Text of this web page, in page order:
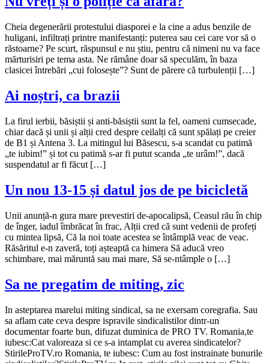
Cheia degenerării protestului diasporei e la cine a adus benzile de
huligani, infiltrați printre manifestanți: puterea sau cei care vor să o
răstoarne? Pe scurt, răspunsul e nu știu, pentru că nimeni nu va face
mărturisiri pe tema asta. Ne rămâne doar să speculăm, în baza
clasicei întrebări „cui folosește”? Sunt de părere că turbulenții […]
Ai noștri, ca brazii
La firul ierbii, băsiștii și anti-băsiștii sunt la fel, oameni cumsecade,
chiar dacă și unii și alții cred despre ceilalți că sunt spălați pe creier
de B1 și Antena 3. La mitingul lui Băsescu, s-a scandat cu patimă
„te iubim!” și tot cu patimă s-ar fi putut scanda „te urâm!”, dacă
suspendatul ar fi făcut […]
Un nou 13-15 și datul jos de pe bicicletă
Unii anunță-n gura mare prevestiri de-apocalipsă, Ceasul rău în chip
de înger, iadul îmbrăcat în frac, Alții cred că sunt vedenii de profeți
cu mintea lipsă, Că la noi toate acestea se întâmplă veac de veac.
Răsăritul e-n zaveră, toți așteaptă ca himera Să aducă vreo
schimbare, mai măruntă sau mai mare, Să se-ntâmple o […]
Sa ne pregatim de miting, zic
In asteptarea marelui miting sindical, sa ne exersam coregrafia. Sau
sa aflam cate ceva despre ispravile sindicalistilor dintr-un
documentar foarte bun, difuzat duminica de PRO TV. Romania,te
iubesc:Cat valoreaza si ce s-a intamplat cu averea sindicatelor?
StirileProTV.ro Romania, te iubesc: Cum au fost instrainate bunurile